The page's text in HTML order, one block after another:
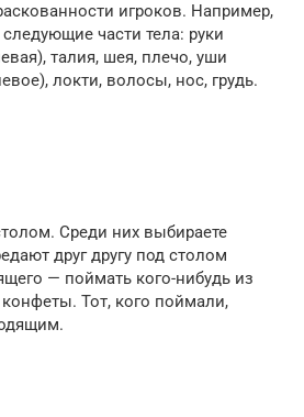
игроков. Например,
части тела: руки
талия, шея, плечо, уши
локти, волосы, нос, грудь.
Среди них выбираете
друг другу под столом
— поймать кого-нибудь из
Тот, кого поймали,